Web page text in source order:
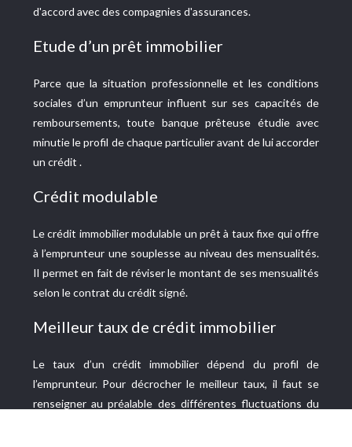
d'accord avec des compagnies d'assurances.
Etude d’un prêt immobilier
Parce que la situation professionnelle et les conditions
sociales d’un emprunteur influent sur ses capacités de
remboursements, toute banque prêteuse étudie avec
minutie le profil de chaque particulier avant de lui accorder
un crédit .
Crédit modulable
Le crédit immobilier modulable un prêt à taux fixe qui offre
à l’emprunteur une souplesse au niveau des mensualités.
Il permet en fait de réviser le montant de ses mensualités
selon le contrat du crédit signé.
Meilleur taux de crédit immobilier
Le taux d’un crédit immobilier dépend du profil de
l’emprunteur. Pour décrocher le meilleur taux, il faut se
renseigner au préalable des différentes fluctuations du